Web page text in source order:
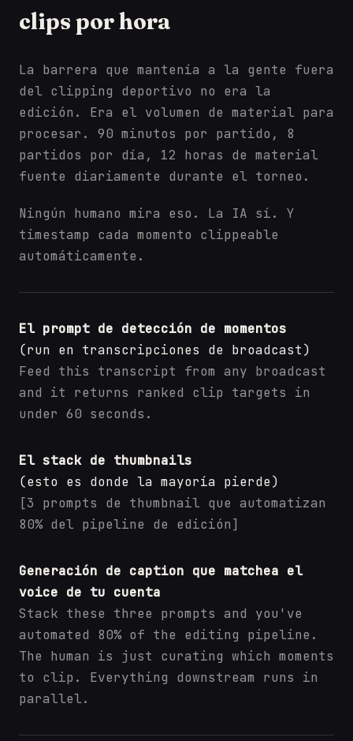
clips por hora
La barrera que mantenía a la gente fuera
del clipping deportivo no era la
edición. Era el volumen de material para
procesar. 90 minutos por partido, 8
partidos por día, 12 horas de material
fuente diariamente durante el torneo.
Ningún humano mira eso. La IA sí. Y
timestamp cada momento clippeable
automáticamente.
El prompt de detección de momentos
(run en transcripciones de broadcast)
Feed this transcript from any broadcast
and it returns ranked clip targets in
under 60 seconds.
El stack de thumbnails
(esto es donde la mayoría pierde)
[3 prompts de thumbnail que automatizan
80% del pipeline de edición]
Generación de caption que matchea el
voice de tu cuenta
Stack these three prompts and you've
automated 80% of the editing pipeline.
The human is just curating which moments
to clip. Everything downstream runs in
parallel.